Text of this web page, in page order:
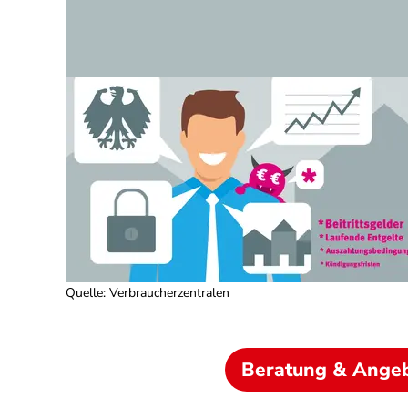
Quelle: Verbraucherzentralen
Beratung &